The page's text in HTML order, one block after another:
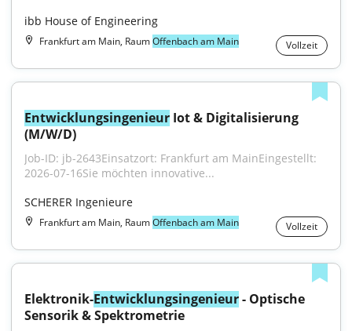
ibb House of Engineering
Frankfurt am Main, RaumOffenbach am Main Vollzeit
Entwicklungsingenieur Iot & Digitalisierung
(M/W/D)
Job-ID: jb-2643Einsatzort: Frankfurt am MainEingestellt:
2026-07-16Sie möchten innovative...
SCHERER Ingenieure
Frankfurt am Main, RaumOffenbach am Main Vollzeit
Elektronik-Entwicklungsingenieur - Optische
Sensorik & Spektrometrie